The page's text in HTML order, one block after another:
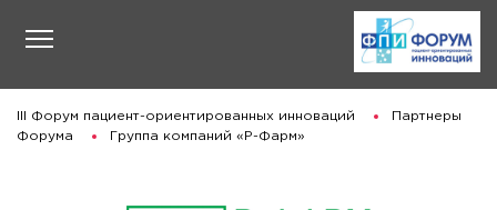
III Форум пациент-ориентированных инноваций
Партнеры
Форума
Группа компаний «Р-Фарм»